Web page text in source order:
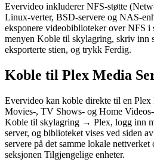
Evervideo inkluderer NFS-støtte
Linux-verter, BSD-servere og NAS-
eksponere videobiblioteker over NFS
menyen Koble til skylagring, skriv inn
eksporterte stien, og trykk Ferdig.
Koble til Plex Media
Evervideo kan koble direkte til en
Movies-, TV Shows- og Home
Koble til skylagring → Plex, logg inn
server, og biblioteket vises ved siden
servere på det samme lokale nettverket
seksjonen Tilgjengelige enheter.